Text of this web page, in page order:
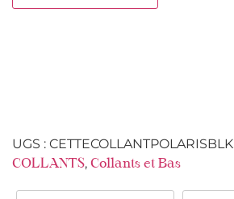
UGS : CETTECOLLANTPOLARISBLK
COLLANTS, Collants et Bas